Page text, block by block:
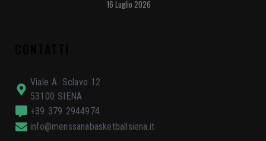
16 Luglio 2026
Viale A. Sclavo 12
53100 SIENA
+39 379 2944974
info@menssanabasketballsiena.it